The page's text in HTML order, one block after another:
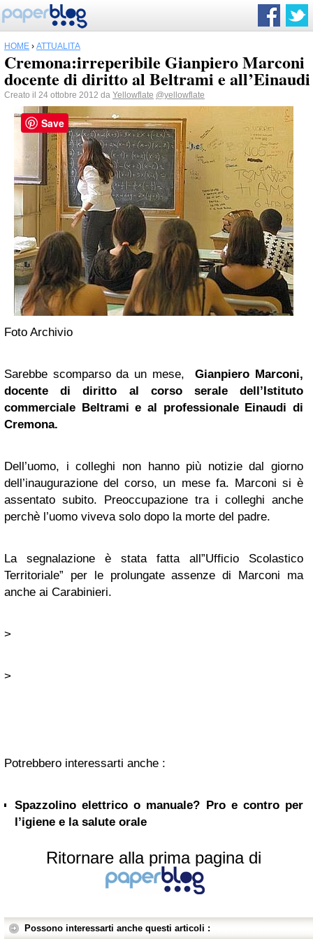
HOME › ATTUALITÀ
Cremona:irreperibile Gianpiero Marconi
docente di diritto al Beltrami e all’Einaudi
Creato il 24 ottobre 2012 da Yellowflate @yellowflate
Foto Archivio
Sarebbe scomparso da un mese, Gianpiero Marconi,
docente di diritto al corso serale dell’Istituto
commerciale Beltrami e al professionale Einaudi di
Cremona.
Dell’uomo, i colleghi non hanno più notizie dal giorno
dell’inaugurazione del corso, un mese fa. Marconi si è
assentato subito. Preoccupazione tra i colleghi anche
perchè l’uomo viveva solo dopo la morte del padre.
La segnalazione è stata fatta all”Ufficio Scolastico
Territoriale” per le prolungate assenze di Marconi ma
anche ai Carabinieri.
>
>
Potrebbero interessarti anche :
Spazzolino elettrico o manuale? Pro e contro per
l’igiene e la salute orale
Ritornare alla prima pagina di
Possono interessarti anche questi articoli :
Save